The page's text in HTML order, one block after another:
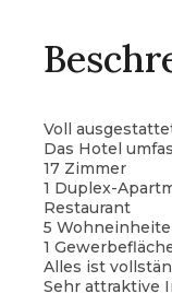
Voll
Das Hotel
17 Zimmer
1 Duplex-
Restaurant
5
1
Alles ist
Sehr attraktive